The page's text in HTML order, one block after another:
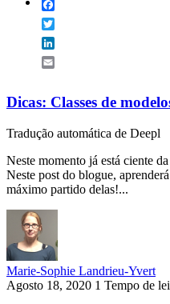
Dicas: Classes de
Tradução automática de Deepl
Neste momento já está ciente
Neste post do blogue,
máximo partido delas!...
Marie-Sophie Landrieu-Yvert
Agosto 18, 2020 1 Tempo de